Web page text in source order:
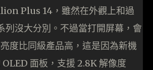
Plus 14，雖然在外觀上和過
沒大分別。不過當打開屏幕，會
度比同級產品高，這是因為新機
面板，支援 2.8K 解像度